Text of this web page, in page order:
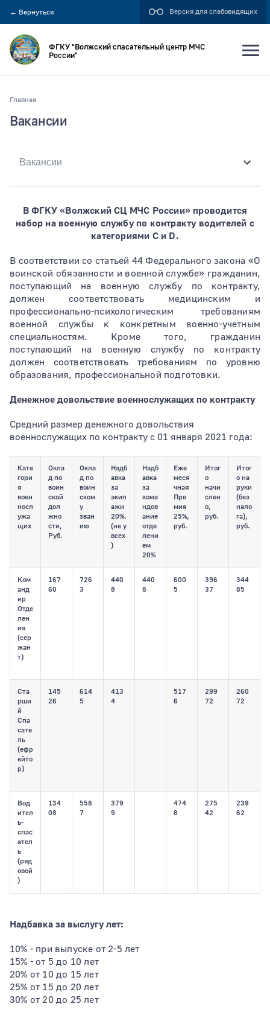
← Вернуться Версия для слабовидящих
Искать по:
Тип раздела
ФГКУ "Волжский спасательный центр МЧС
России"
Главная
В ФГКУ «Волжский СЦ МЧС России» проводится
набор на военную службу по контракту водителей с
категориями С и D.
В соответствии со статьей 44 Федерального закона «О
воинской обязанности и военной службе» гражданин,
поступающий на военную службу по контракту,
должен cоответствовать медицинским и
профессионально-психологическим требованиям
военной службы к конкретным военно-учетным
специальностям. Кроме того, гражданин
поступающий на военную службу по контракту
должен соответствовать требованиям по уровню
образования, профессиональной подготовки.
Денежное довольствие военнослужащих по контракту
Средний размер денежного довольствия
военнослужащих по контракту с 01 января 2021 года:
Кате
гори
я
воен
носл
ужа
щих
Окла
д по
воин
ской
дол
жно
сти,
Руб.
Окла
д по
воин
ском
у
зван
ию
Надб
авка
за
экип
ажи
20%.
(не у
всех
)
Надб
авка
за
кома
ндов
ание
отде
лени
ем
20%
Еже
меся
чная
Пре
мия
25%,
руб.
Итог
о
начи
слен
о,
руб.
Итог
о на
руки
(без
нало
га),
руб.
Ком
анд
ир
Отде
лен
ия
(сер
жан
т)
167
60
726
3
440
8
440
8
600
5
396
37
344
85
Ста
рши
й
Спа
сате
ль
(ефр
ейто
р)
145
26
614
5
413
4
517
6
299
72
260
72
Вод
ител
ь-
спас
ател
ь
(ряд
овой
)
134
08
558
7
379
9
474
8
275
42
239
62
Надбавка за выслугу лет:
10% - при выпуске от 2-5 лет
15% - от 5 до 10 лет
20% от 10 до 15 лет
25% от 15 до 20 лет
30% от 20 до 25 лет
Вакансии